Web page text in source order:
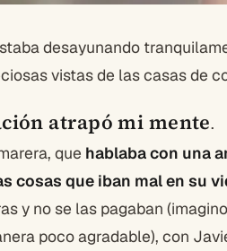
desayunando
vistas de las casas de
atrapó mi mente.
que hablaba con una
cosas que iban mal en su
y no se las pagaban
poco agradable), con